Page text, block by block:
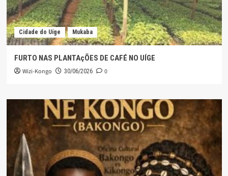
Cidade do Uíge Mukaba
FURTO NAS PLANTAçÕES DE CAFÉ NO UÍGE
Wizi-Kongo 30/06/2026 0